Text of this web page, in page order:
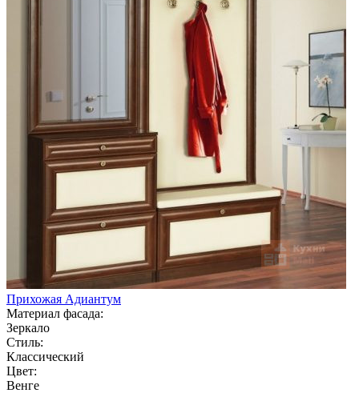
Прихожая Адиантум
Материал фасада:
Зеркало
Стиль:
Классический
Цвет:
Венге